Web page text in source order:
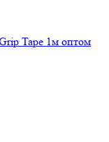
Tape 1м оптом